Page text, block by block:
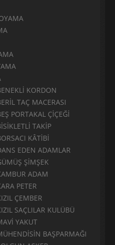
KORDON
TAÇ MACERASI
PORTAKAL ÇİÇEĞİ
TAKİP
KÂTİBİ
EDEN ADAMLAR
ŞİMŞEK
ADAM
PETER
ÇEMBER
SAÇLILAR KULÜBÜ
YAKUT
BAŞPARMAĞI